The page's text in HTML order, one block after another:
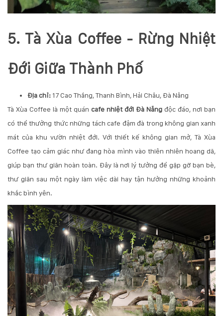
5. Tà Xùa Coffee - Rừng Nhiệt
Đới Giữa Thành Phố
Địa chỉ: 17 Cao Thắng, Thanh Bình, Hải Châu, Đà Nẵng
Tà Xùa Coffee là một quán cafe nhiệt đới Đà Nẵng độc đáo, nơi bạn
có thể thưởng thức những tách cafe đậm đà trong không gian xanh
mát của khu vườn nhiệt đới. Với thiết kế không gian mở, Tà Xùa
Coffee tạo cảm giác như đang hòa mình vào thiên nhiên hoang dã,
giúp bạn thư giãn hoàn toàn. Đây là nơi lý tưởng để gặp gỡ bạn bè,
thư giãn sau một ngày làm việc dài hay tận hưởng những khoảnh
khắc bình yên.